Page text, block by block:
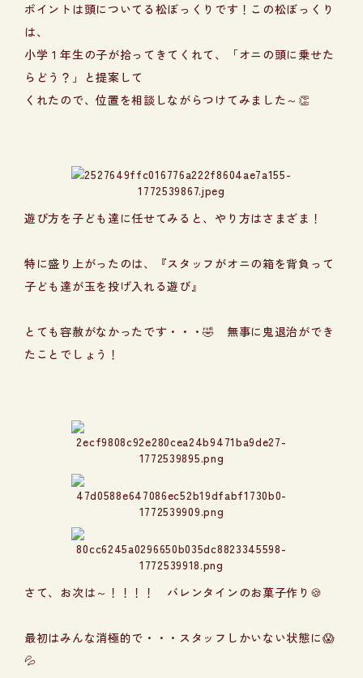
ポイントは頭についてる松ぼっくりです！この松ぼっくり
は、
小学１年生の子が拾ってきてくれて、「オニの頭に乗せた
らどう？」と提案して
くれたので、位置を相談しながらつけてみました～👏
遊び方を子ども達に任せてみると、やり方はさまざま！
特に盛り上がったのは、『スタッフがオニの箱を背負って
子ども達が玉を投げ入れる遊び』
とても容赦がなかったです・・・🤣 無事に鬼退治ができ
たことでしょう！
さて、お次は～！！！！ バレンタインのお菓子作り🍪
最初はみんな消極的で・・・スタッフしかいない状態に😱
💦